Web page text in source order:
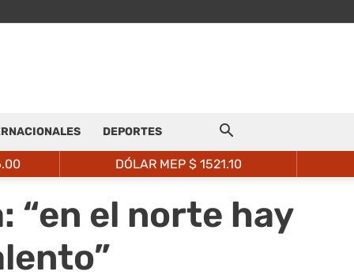
DEPORTES
DÓLAR MEP $ 1521.10
“en el norte hay